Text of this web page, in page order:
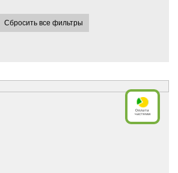
Сбросить все фильтры